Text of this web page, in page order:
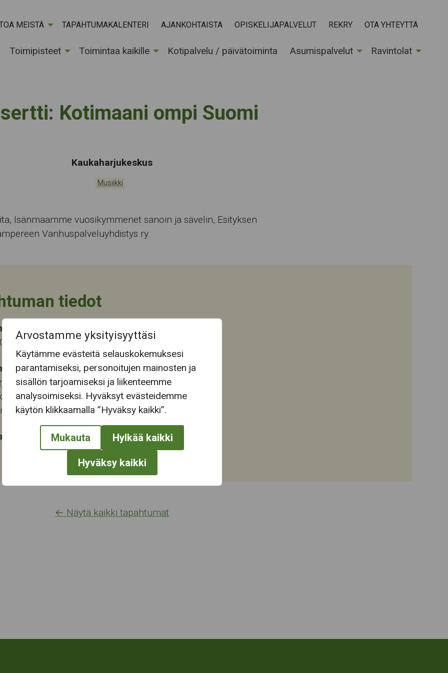
Arvostamme yksityisyyttäsi
Käytämme evästeitä selauskokemuksesi
parantamiseksi, personoitujen mainosten ja
sisällön tarjoamiseksi ja liikenteemme
analysoimiseksi. Hyväksyt evästeidemme
käytön klikkaamalla ”Hyväksy kaikki”.
Mukauta Hylkää kaikki
Hyväksy kaikki
MEISTÄ TAPAHTUMAKALENTERI AJANKOHTAISTA OPISKELIJAPALVELUT REKRY OTA YHTEYTTÄ
Toimipisteet Toimintaa kaikille Kotipalvelu / päivätoiminta Asumispalvelut Ravintolat
Kotimaani ompi Suomi
Tapahtumapaikka:
Kaukaharjukeskus
Kategoriat:
Musiikki
Isänmaamme vuosikymmenet sanoin ja sävelin, Esityksen
Vanhuspalveluyhdistys ry.
tiedot
aika
13:30
13-15
← Näytä kaikki tapahtumat